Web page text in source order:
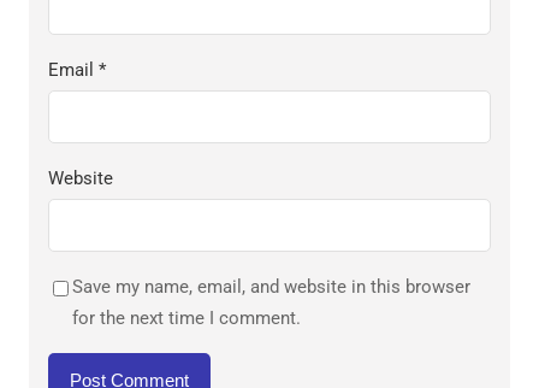
Email *
Website
Save my name, email, and website in this browser
for the next time I comment.